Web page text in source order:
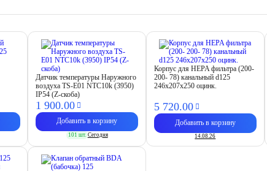
Датчик температуры Наружного
воздуха TS-E01 NTC10k (3950)
IP54 (Z-скоба)
1 900.00
Добавить в корзину
101 шт. Сегодня
Корпус для HEPA фильтра (200-
200- 78) канальный d125
246х207х250 оцинк.
5 720.00
Добавить в корзину
14.08.26